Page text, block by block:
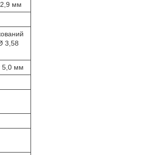
2,9 мм
3,58
5,0 мм